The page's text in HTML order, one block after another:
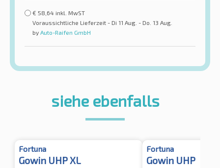
€ 58,64 inkl. MwST
Voraussichtliche Lieferzeit - Di 11 Aug. - Do. 13 Aug.
by Auto-Raifen GmbH
siehe ebenfalls
Fortuna
Gowin UHP XL
Fortuna
Gowin UHP